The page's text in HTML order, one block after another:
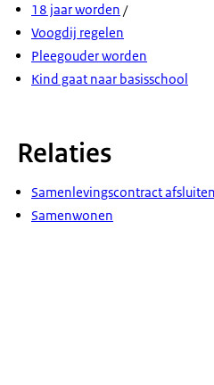
18 jaar worden /
Voogdij regelen
Pleegouder worden
Kind gaat naar basisschool
Relaties
Samenlevingscontract afsluiten
Samenwonen